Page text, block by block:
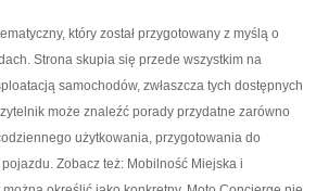
który został przygotowany z myślą o
Strona skupia się przede wszystkim na
samochodów, zwłaszcza tych dostępnych
może znaleźć porady przydatne zarówno
użytkowania, przygotowania do
Zobacz też: Mobilność Miejska i